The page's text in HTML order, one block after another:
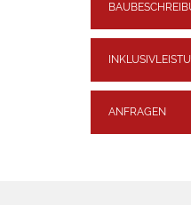
ANFRAGEN